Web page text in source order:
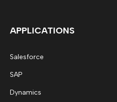
APPLICATIONS
Salesforce
SAP
Dynamics